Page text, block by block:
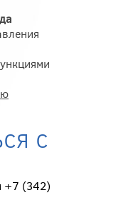
с
+7 (342)